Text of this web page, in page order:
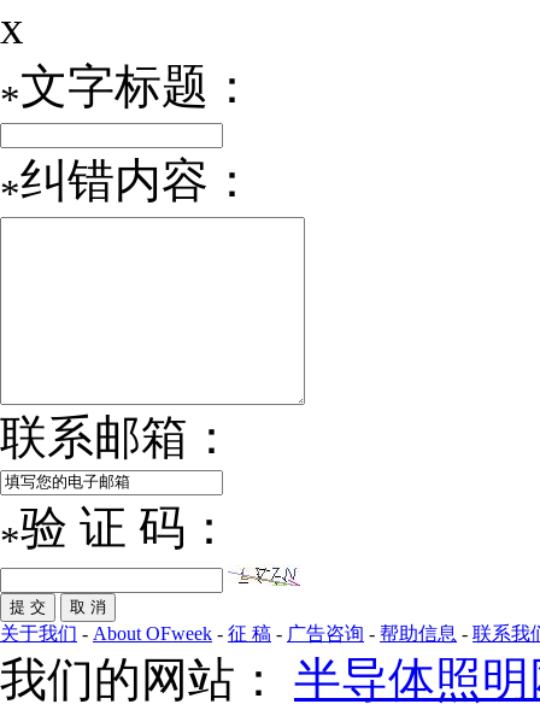
x
*文字标题：
*纠错内容：
联系邮箱：
*验 证 码：
关于我们 - About OFweek - 征 稿 - 广告咨询 - 帮助信息 - 联系我
我们的网站： 半导体照明